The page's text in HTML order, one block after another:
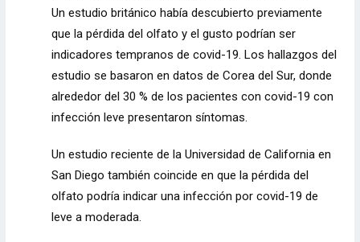
Un estudio británico había descubierto previamente
quela pérdida del olfato y el gusto podrían ser
indicadores tempranos de covid-19. Los hallazgos del
estudio se basaron en datos de Corea del Sur, donde
alrededor del 30 % de los pacientes con covid-19 con
infección leve presentaron síntomas.
Un estudio reciente de la Universidad de California en
San Diego también coincide en que la pérdida del
olfato podría indicar una infección por covid-19 de
leve a moderada.